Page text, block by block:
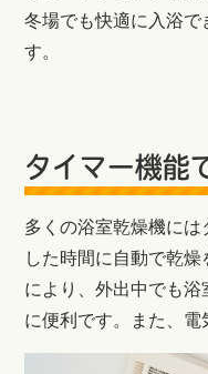
冬場でも快適に入浴で
す。
タイマー機能
多くの浴室乾燥機に
した時間に自動で乾
により、外出中でも
に便利です。また、電